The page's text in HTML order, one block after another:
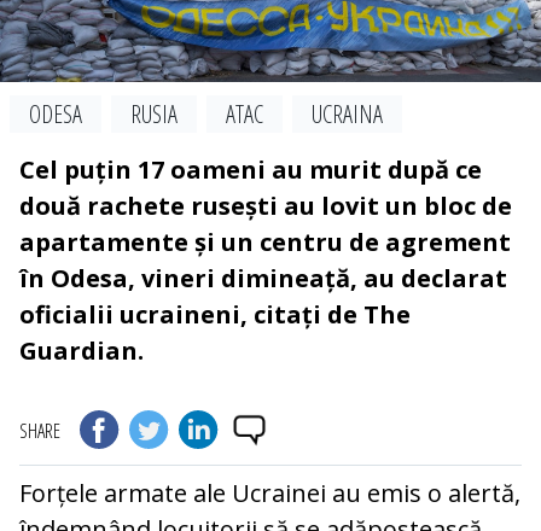
ODESA RUSIA ATAC
UCRAINA
Cel puțin 17 oameni au murit după ce
două rachete rusești au lovit un bloc de
apartamente și un centru de agrement
în Odesa, vineri dimineață, au declarat
oficialii ucraineni, citați de The
Guardian.
SHARE
Forțele armate ale Ucrainei au emis o alertă,